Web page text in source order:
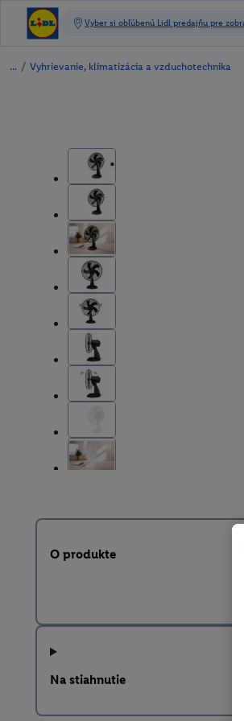
/ Vyhrievanie, klimatizácia a vzduchotechnika
O produkte
Na stiahnutie